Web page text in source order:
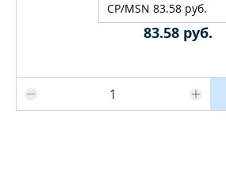
CP/MSN 83.58 руб.
83.58 руб.